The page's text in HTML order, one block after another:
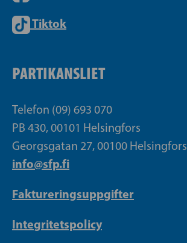
Tiktok
PARTIKANSLIET
Telefon (09) 693 070
PB 430, 00101 Helsingfors
Georgsgatan 27, 00100 Helsingfors
info@sfp.fi
Faktureringsuppgifter
Integritetspolicy